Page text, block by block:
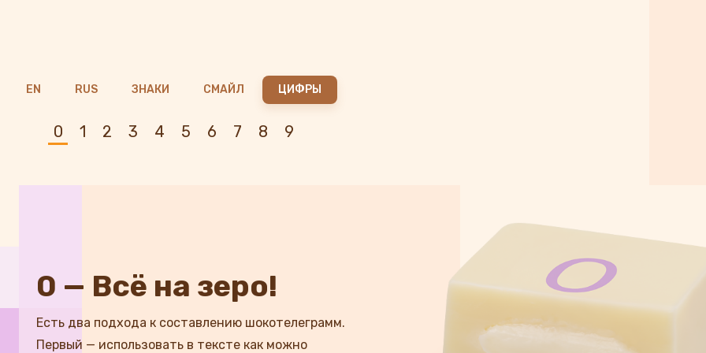
EN RUS ЗНАКИ СМАЙЛ ЦИФРЫ
0 1 2 3 4 5 6 7 8 9
0 — Всё на зеро!
Есть два подхода к составлению шокотелеграмм.
Первый — использовать в тексте как можно